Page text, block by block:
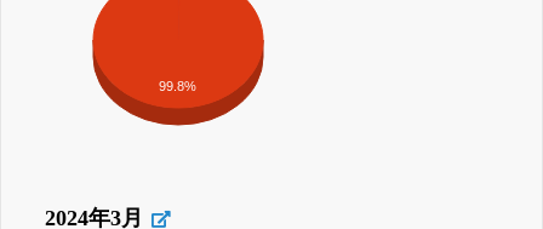
99.8%
2024年3月